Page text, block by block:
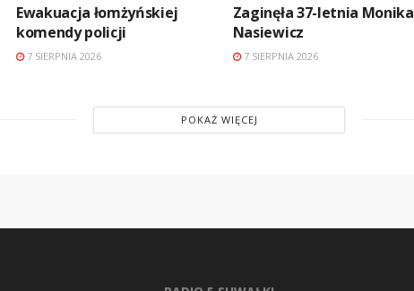
Ewakuacja łomżyńskiej
komendy policji
7 SIERPNIA 2026
Zaginęła 37-letnia Monika
Nasiewicz
7 SIERPNIA 2026
POKAŻ WIĘCEJ